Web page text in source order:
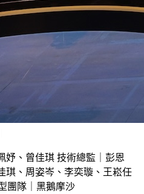
妤、曾佳琪 技術總監｜彭恩
琪、周姿岑、李奕璇、王崧任
團隊｜黑鵝摩沙